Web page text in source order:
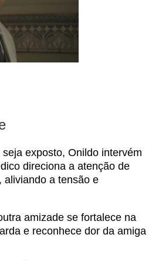
exposto, Onildo intervém
direciona a atenção de
aliviando a tensão e
amizade se fortalece na
e reconhece dor da amiga